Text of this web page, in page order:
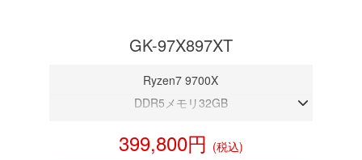
GK-97X897XT
Ryzen7 9700X
DDR5メモリ32GB
NVMeSSD 1TB
399,800円 (税込)